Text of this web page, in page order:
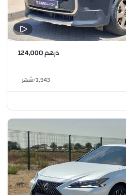
درهم 124,000
1,943
/شهر